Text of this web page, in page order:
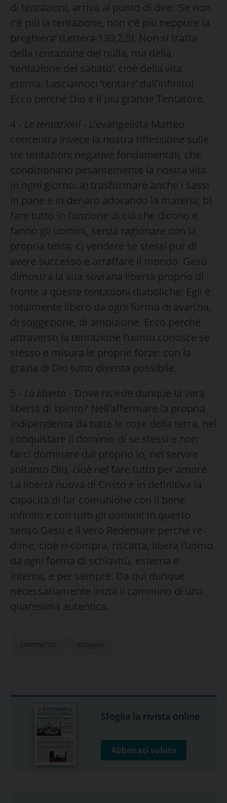
di tentazioni, arriva al punto di dire: ‘Se non
c’è più la tentazione, non c’è più neppure la
preghiera’ (Lettera 130,2,5). Non si tratta
della tentazione del nulla, ma della
‘tentazione del sabato’, cioè della vita
eterna. Lasciamoci ‘tentare’ dall’infinito!
Ecco perché Dio è il più grande Tentatore.
4 ‑ Le tentazioni ‑ L’evangelista Matteo
concentra invece la nostra riflessione sulle
tre tentazioni negative fondamentali, che
condizionano pesantemente la nostra vita
in ogni giorno: a) trasformare anche i sassi
in pane e in denaro adorando la materia; b)
fare tutto in funzione di ciò che dicono e
fanno gli uomini, senza ragionare con la
propria testa; c) vendere se stessi pur di
ave­re successo e arraffare il mondo. Gesù
dimostra la sua sovrana libertà proprio di
fronte a queste tentazioni diaboliche: Egli è
totalmente libero da ogni forma di avarizia,
di soggezione, di ambizione. Ecco perché
attraverso la tentazione l’uomo conosce se
stesso e misura le proprie forze: con la
grazia di Dio tutto diventa possibile.
5 ‑ La libertà ‑ Dove risiede dunque la vera
libertà di spirito? Nel­l’affermare la propria
indipendenza da tutte le cose della ter­ra, nel
conquistare il dominio di se stessi e non
farci dominare dal proprio io, nel servire
soltanto Dio, cioè nel fare tutto per amore.
La libertà nuova di Cristo è in definitiva la
capacità di far comunione con il bene
infinito e con tutti gli uomini! In questo
senso Gesù è il vero Redentore per­ché re-
dime, cioè ri-compra, riscatta, libera l’uomo
da ogni forma di schiavitù, esterna e
interna, e per sempre. Da qui dunque
necessariamente inizia il cammino di una
quaresima autentica.
commento Vangelo
Sfoglia la rivista online
Abbonati subito